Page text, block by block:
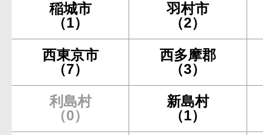
稲城市
（1）
羽村市
（2）
西東京市
（7）
西多摩郡
（3）
利島村
（0）
新島村
（1）